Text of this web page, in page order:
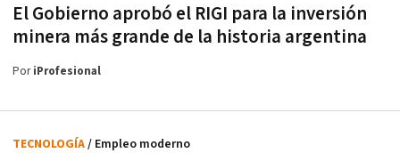
El Gobierno aprobó el RIGI para la inversión
minera más grande de la historia argentina
PoriProfesional
TECNOLOGÍA/ Empleo moderno